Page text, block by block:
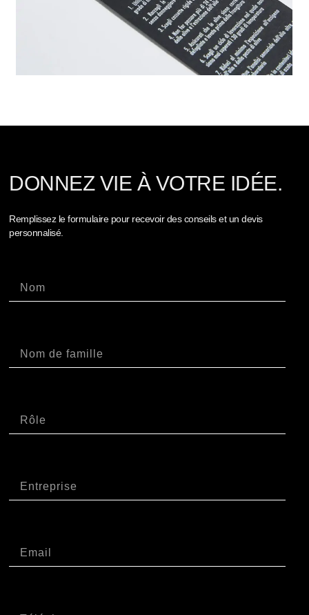
DONNEZ VIE À VOTRE IDÉE.
Remplissez le formulaire pour recevoir des conseils et un devis
personnalisé.